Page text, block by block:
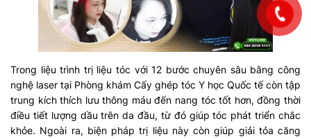
Trong liệu trình trị liệu tóc với 12 bước chuyên sâu bằng công
nghệ laser tại Phòng khám Cấy ghép tóc Y học Quốc tế còn tập
trung kích thích lưu thông máu đến nang tóc tốt hơn, đồng thời
điều tiết lượng dầu trên da đầu, từ đó giúp tóc phát triển chắc
khỏe. Ngoài ra, biện pháp trị liệu này còn giúp giải tỏa căng